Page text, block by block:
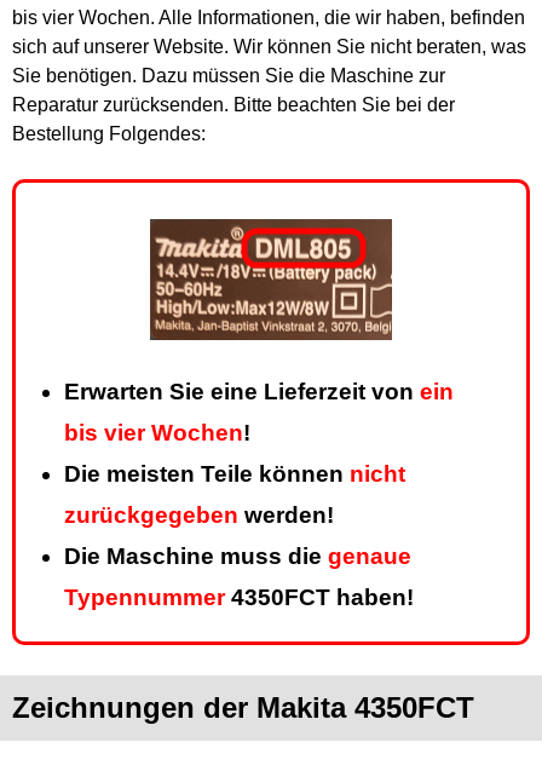
bis vier Wochen. Alle Informationen, die wir haben, befinden
sich auf unserer Website. Wir können Sie nicht beraten, was
Sie benötigen. Dazu müssen Sie die Maschine zur
Reparatur zurücksenden. Bitte beachten Sie bei der
Bestellung Folgendes:
Erwarten Sie eine Lieferzeit von ein
bis vier Wochen!
Die meisten Teile können nicht
zurückgegeben werden!
Die Maschine muss die genaue
Typennummer4350FCT haben!
Zeichnungen der Makita 4350FCT